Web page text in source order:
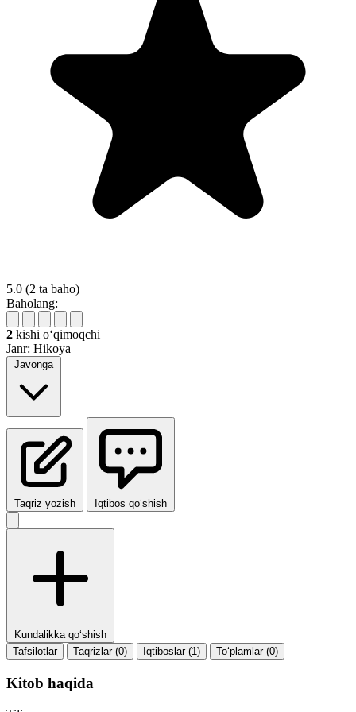
5.0 (2 ta baho)
Baholang:
2 kishi oʻqimoqchi
Janr: Hikoya
Javonga
Taqriz yozish Iqtibos qo‘shish
Kundalikka qo‘shish
Tafsilotlar
Taqrizlar (0) Iqtiboslar (1) To‘plamlar (0)
Kitob haqida